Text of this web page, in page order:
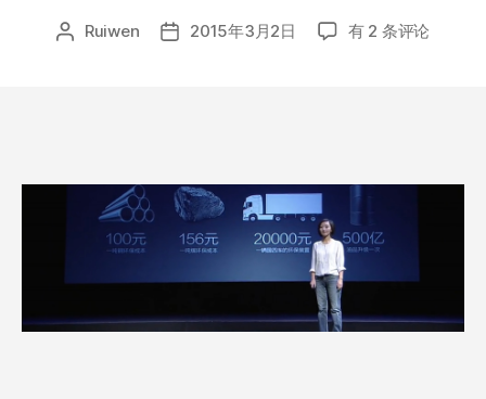
文 Ruiwen
发 2015年3月2日
穹
霾，
注
环
保
有 2 条评论